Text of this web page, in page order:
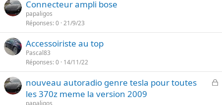
Connecteur ampli bose
papaligos
Réponses 0 21/9/23
Accessoiriste au top
Pascal83
Réponses 0 14/11/22
F
nouveau autoradio genre tesla pour toutes
les 370z meme la version 2009
papaligos